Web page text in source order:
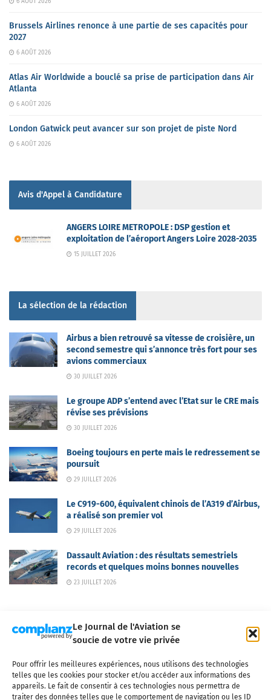
Le Journal de l'Aviation se
soucie de votre vie privée
Pour offrir les meilleures expériences, nous utilisons des technologies
telles que les cookies pour stocker et/ou accéder aux informations des
appareils. Le fait de consentir à ces technologies nous permettra de
traiter des données telles que le comportement de navigation ou les ID
Brussels Airlines renonce à une partie de ses capacités pour
2027
6 AOÛT 2026
Atlas Air Worldwide a bouclé sa prise de participation dans Air
Atlanta
6 AOÛT 2026
London Gatwick peut avancer sur son projet de piste Nord
6 AOÛT 2026
Avis d'Appel à Candidature
ANGERS LOIRE METROPOLE : DSP gestion et
exploitation de l’aéroport Angers Loire 2028-2035
15 JUILLET 2026
La sélection de la rédaction
Airbus a bien retrouvé sa vitesse de croisière, un
second semestre qui s’annonce très fort pour ses
avions commerciaux
30 JUILLET 2026
Le groupe ADP s’entend avec l’Etat sur le CRE mais
révise ses prévisions
30 JUILLET 2026
Boeing toujours en perte mais le redressement se
poursuit
29 JUILLET 2026
Le C919-600, équivalent chinois de l’A319 d’Airbus,
a réalisé son premier vol
29 JUILLET 2026
Dassault Aviation : des résultats semestriels
records et quelques moins bonnes nouvelles
23 JUILLET 2026
Qui sommes-nous ? Nous contacter
Partenaires
Mentions légales
CGV Politique de confidentialité Cookies